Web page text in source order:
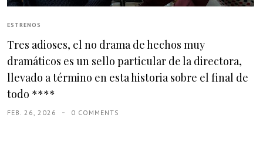
ESTRENOS
Tres adioses, el no drama de hechos muy
dramáticos es un sello particular de la directora,
llevado a término en esta historia sobre el final de
todo ****
FEB. 26, 2026 0 COMMENTS